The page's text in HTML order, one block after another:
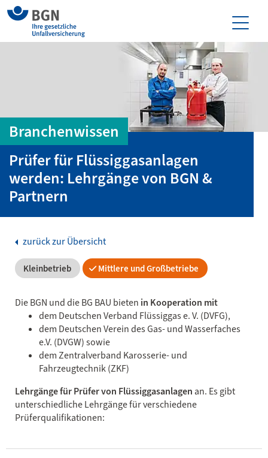
Branchenwissen
Prüfer für Flüssiggasanlagen
werden: Lehrgänge von BGN &
Partnern
zurück zur Übersicht
Kleinbetrieb Mittlere und Großbetriebe
Die BGN und die BG BAU bieten in Kooperation mit
dem Deutschen Verband Flüssiggas e. V. (DVFG),
dem Deutschen Verein des Gas- und Wasserfaches
e.V. (DVGW) sowie
dem Zentralverband Karosserie- und
Fahrzeugtechnik (ZKF)
Lehrgänge für Prüfer von Flüssiggasanlagen an. Es gibt
unterschiedliche Lehrgänge für verschiedene
Prüferqualifikationen: